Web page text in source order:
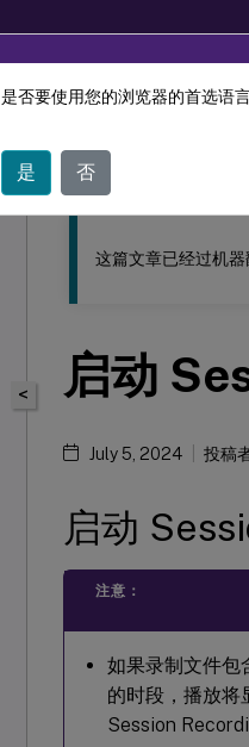
此内容已经过机器动态翻译。
<
这篇文章已经过机器
启动
July 5, 2024 投稿
启动
注意：
如果录制文件包
的时段，播放将
Session
是否要使用您的浏览器的首选语
是 否